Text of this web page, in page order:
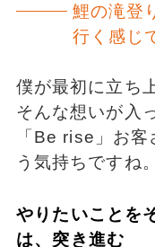
鯉の滝登
行く感じ
僕が最初に立ち
そんな想いが入
「Be rise」お
う気持ちですね。
やりたいことを
は、突き進む